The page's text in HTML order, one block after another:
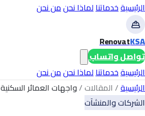
الرئيسيةخدماتنالماذا نحنمن نحن
RenovatKSA
تواصل واتساب
الرئيسيةخدماتنالماذا نحنمن نحن
الرئيسية/ المقالات/واجهات العمائر السكنية
الشركات والمنشآت